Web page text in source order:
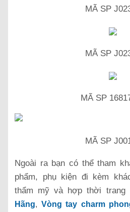
MÃ SP
MÃ SP
MÃ SP
MÃ SP
Ngoài ra bạn có thể tham
phẩm, phụ kiện đi kèm
thẩm mỹ và hợp thời trang
Hãng, Vòng tay charm